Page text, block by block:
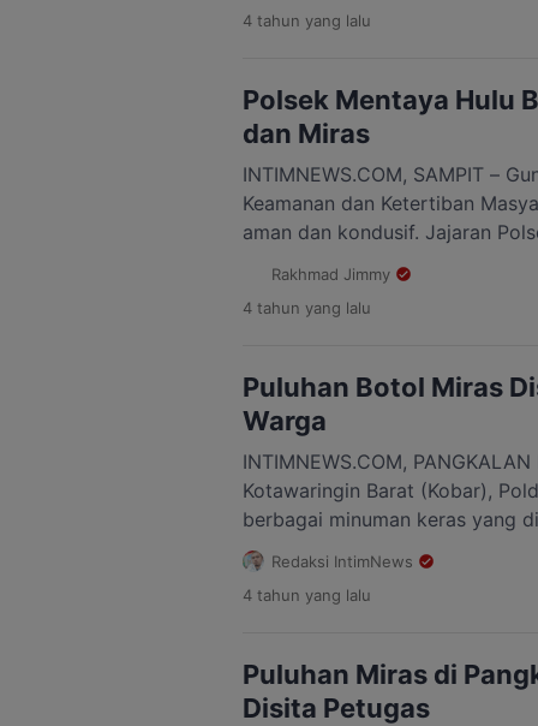
kepada seorang penjual miras
pemberitaan sejumlah media,”
wawancarai wartawan.
4 tahun yang lalu
Polsek Mentaya Hulu
dan Miras
INTIMNEWS.COM, SAMPIT –
Keamanan dan Ketertiban
aman dan kondusif. Jajaran
Kepolisian Rutin yang
setempat. Menurut Kapolsek
dinilai rawan. Yakni di Jalan
Rakhmad Jimmy
4 tahun yang lalu
Puluhan Botol Miras
Warga
INTIMNEWS.COM,
Kotawaringin Barat (Kobar),
berbagai minuman keras yang
di Jalan HM. Rafi’i Kelurahan,
Kabupaten Kotawaringin Barat,
Kabagops Polres Kobar Kompol
diperolehnya dari rumah warga
Minggu (13/2) pukul […]
Redaksi IntimNews
4 tahun yang lalu
Puluhan Miras di
Disita Petugas